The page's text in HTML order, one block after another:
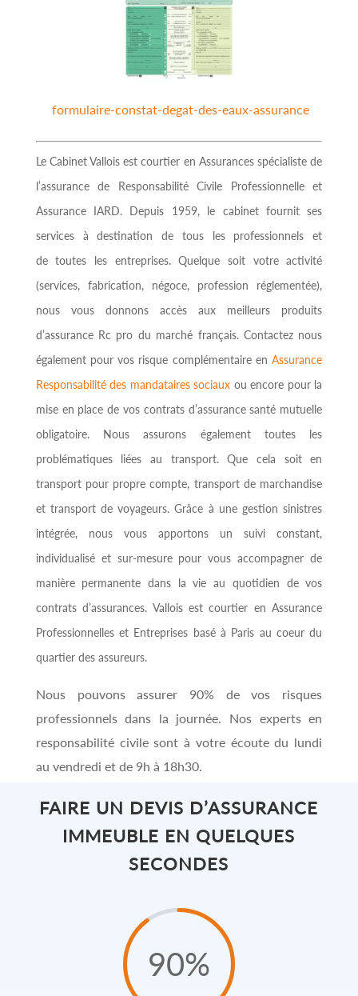
formulaire-constat-degat-des-eaux-assurance
Le Cabinet Vallois est courtier en Assurances spécialiste de
l’assurance de Responsabilité Civile Professionnelle et
Assurance IARD. Depuis 1959, le cabinet fournit ses
services à destination de tous les professionnels et
de toutes les entreprises. Quelque soit votre activité
(services, fabrication, négoce, profession réglementée),
nous vous donnons accès aux meilleurs produits
d’assurance Rc pro du marché français. Contactez nous
également pour vos risque complémentaire enAssurance
Responsabilité des mandataires sociaux ou encore pour la
mise en place de vos contrats d’assurance santé mutuelle
obligatoire. Nous assurons également toutes les
problématiques liées au transport. Que cela soit en
transport pour propre compte, transport de marchandise
et transport de voyageurs. Grâce à une gestion sinistres
intégrée, nous vous apportons un suivi constant,
individualisé et sur-mesure pour vous accompagner de
manière permanente dans la vie au quotidien de vos
contrats d’assurances. Vallois est courtier en Assurance
Professionnelles et Entreprises basé à Paris au coeur du
quartier des assureurs.
Nous pouvons assurer 90% de vos risques
professionnels dans la journée. Nos experts en
responsabilité civile sont à votre écoute du lundi
au vendredi et de 9h à 18h30.
FAIRE UN DEVIS D’ASSURANCE
IMMEUBLE EN QUELQUES
SECONDES
90%